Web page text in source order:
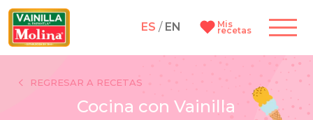
ES / EN Mis
recetas
REGRESAR A RECETAS
Cocina con Vainilla